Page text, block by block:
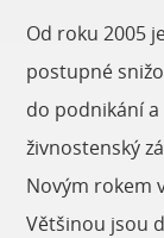
Od roku 2005
postupné
do podnikání
živnostenský
Novým rokem
Většinou jsou